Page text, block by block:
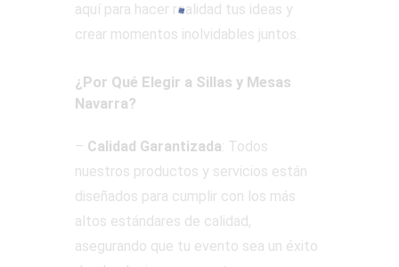
aquí para hacer realidad tus ideas y
crear momentos inolvidables juntos.
¿Por Qué Elegir a Sillas y Mesas
Navarra?
– Calidad Garantizada: Todos
nuestros productos y servicios están
diseñados para cumplir con los más
altos estándares de calidad,
asegurando que tu evento sea un éxito